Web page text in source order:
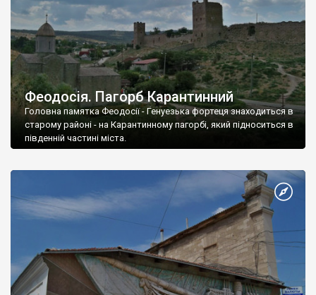
Феодосія. Пагорб Карантинний
Головна памятка Феодосії - Генуезька фортеця знаходиться в
старому районі - на Карантинному пагорбі, який підноситься в
південній частині міста.